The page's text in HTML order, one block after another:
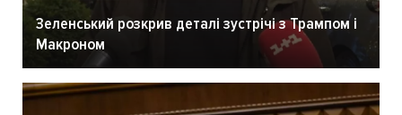
Зеленський розкрив деталі зустрічі з Трампом і
Макроном